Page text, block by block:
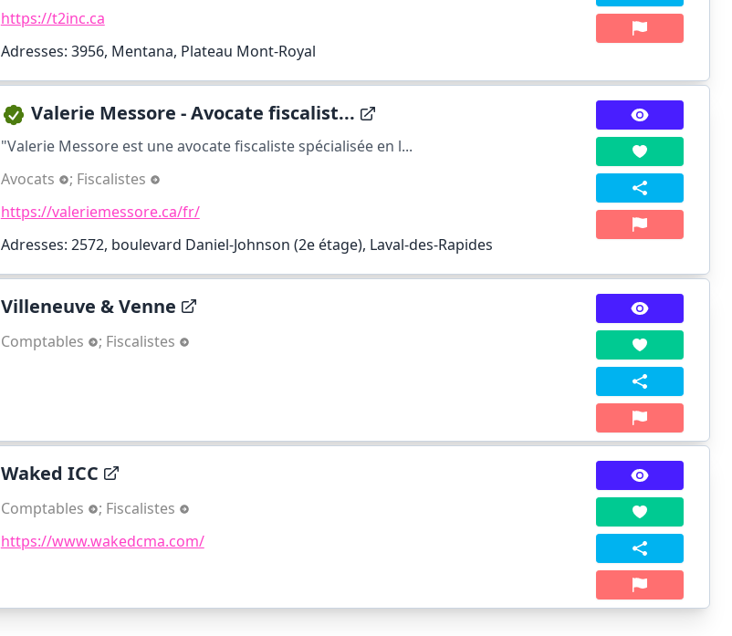
https://t2inc.ca
Adresses: 3956, Mentana, Plateau Mont-Royal
Valerie Messore - Avocate fiscalist...
"Valerie Messore est une avocate fiscaliste spécialisée en l...
Avocats
; Fiscalistes
https://valeriemessore.ca/fr/
Adresses: 2572, boulevard Daniel-Johnson (2e étage), Laval-des-Rapides
Villeneuve & Venne
Comptables ; Fiscalistes
Waked ICC
Comptables ; Fiscalistes
https://www.wakedcma.com/